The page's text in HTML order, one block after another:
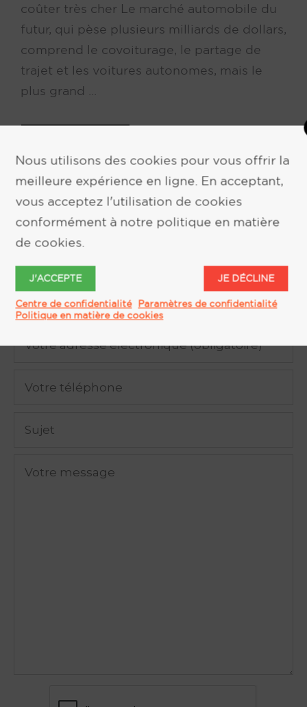
coûter très cher Le marché automobile du
futur, qui pèse plusieurs milliards de dollars,
comprend le covoiturage, le partage de
trajet et les voitures autonomes, mais le
plus grand ...
Nous utilisons des cookies pour vous offrir la
meilleure expérience en ligne. En acceptant,
vous acceptez l'utilisation de cookies
conformément à notre politique en matière
de cookies.
J'ACCEPTE JE DÉCLINE
Centre de confidentialité Paramètres de confidentialité
Politique en matière de cookies